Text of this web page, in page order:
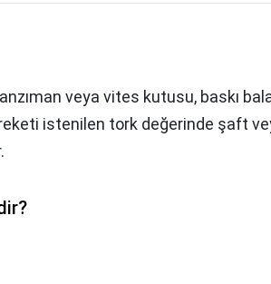
veya vites kutusu, baskı
istenilen tork değerinde şaft